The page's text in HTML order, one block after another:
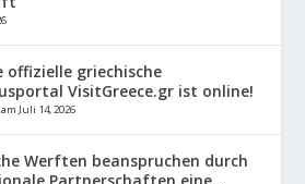
offizielle griechische
VisitGreece.gr ist online!
Juli 14, 2026
Werften beanspruchen durch